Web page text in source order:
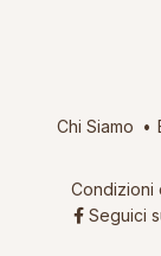
Chi Siamo
Condizioni
Seguici